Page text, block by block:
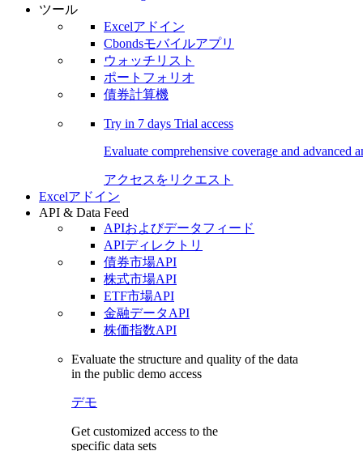
ツール
Excelアドイン
Cbondsモバイルアプリ
ウォッチリスト
ポートフォリオ
債券計算機
Try in 7 days Trial access
Evaluate comprehensive coverage and advanced
アクセスをリクエスト
Excelアドイン
API & Data Feed
APIおよびデータフィード
APIディレクトリ
債券市場API
株式市場API
ETF市場API
金融データAPI
株価指数API
Evaluate the structure and quality of the data
in the public demo access
デモ
Get customized access to the
specific data sets